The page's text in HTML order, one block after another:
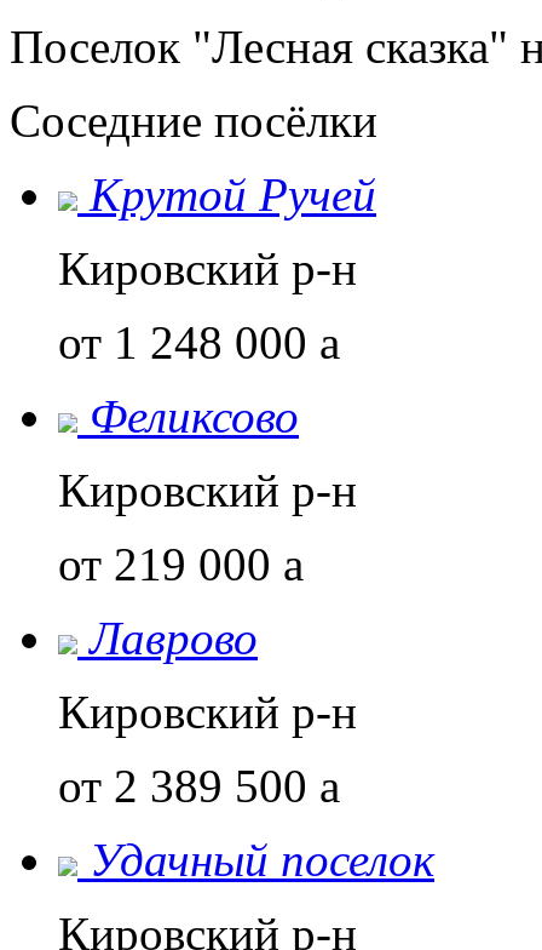
Поселок "Лесная сказка"
Соседние посёлки
Крутой Ручей
Кировский р-н
от 1 248 000 a
Феликсово
Кировский р-н
от 219 000 a
Лаврово
Кировский р-н
от 2 389 500 a
Удачный поселок
Кировский р-н